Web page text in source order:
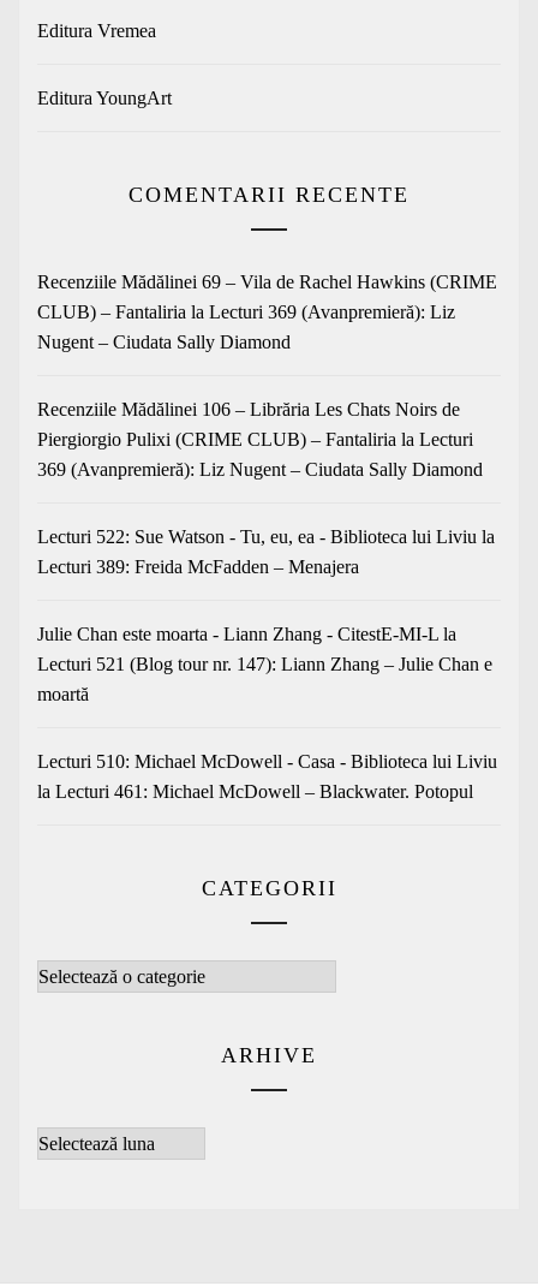
Editura Vremea
Editura YoungArt
COMENTARII RECENTE
Recenziile Mădălinei 69 – Vila de Rachel Hawkins (CRIME
CLUB) – Fantaliria la Lecturi 369 (Avanpremieră): Liz
Nugent – Ciudata Sally Diamond
Recenziile Mădălinei 106 – Librăria Les Chats Noirs de
Piergiorgio Pulixi (CRIME CLUB) – Fantaliria la Lecturi
369 (Avanpremieră): Liz Nugent – Ciudata Sally Diamond
Lecturi 522: Sue Watson - Tu, eu, ea - Biblioteca lui Liviu la
Lecturi 389: Freida McFadden – Menajera
Julie Chan este moarta - Liann Zhang - CitestE-MI-L la
Lecturi 521 (Blog tour nr. 147): Liann Zhang – Julie Chan e
moartă
Lecturi 510: Michael McDowell - Casa - Biblioteca lui Liviu
la Lecturi 461: Michael McDowell – Blackwater. Potopul
CATEGORII
Categorii
ARHIVE
Arhive